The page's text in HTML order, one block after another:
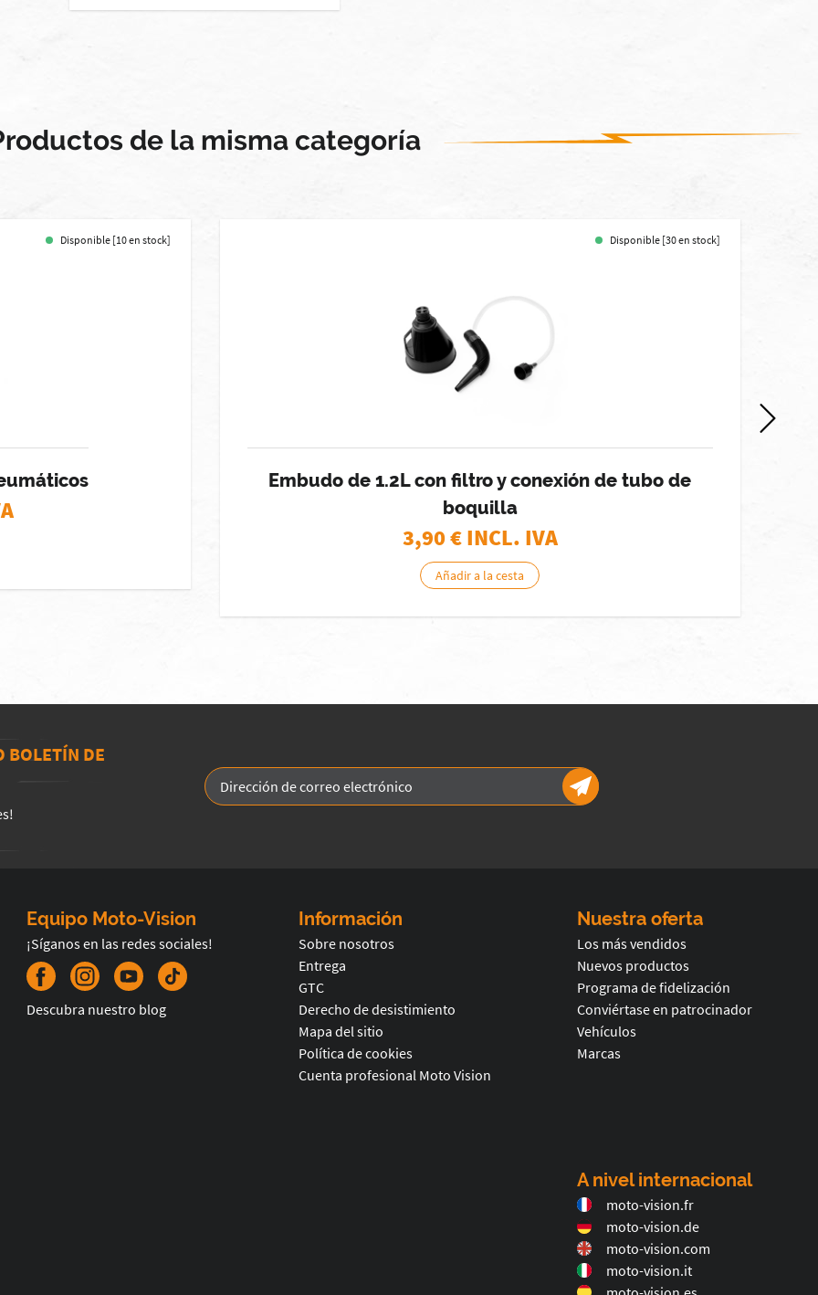
de la misma categoría
Disponible [10 en stock] Disponible [30 en stock]
Embudo de 1.2L con filtro y conexión de tubo de
boquilla
3,90€ INCL. IVA
Añadir a la cesta
BOLETÍN DE
Equipo Moto-Vision
¡Síganos en las redes sociales!
Descubra nuestro blog
Información
Sobre nosotros
Entrega
GTC
Derecho de desistimiento
Mapa del sitio
Política de cookies
Cuenta profesional Moto Vision
Nuestra oferta
Los más vendidos
Nuevos productos
Programa de fidelización
Conviértase en patrocinador
Vehículos
Marcas
A nivel internacional
moto-vision.fr
moto-vision.de
moto-vision.com
moto-vision.it